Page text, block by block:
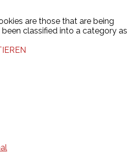
are those that are being
classified into a category as